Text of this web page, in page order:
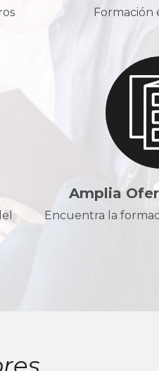
Formación
Amplia
Encuentra la